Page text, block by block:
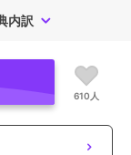
内訳
610人